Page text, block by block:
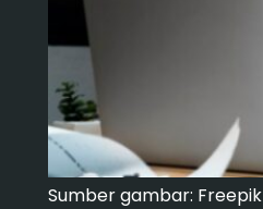
Sumber gambar: Freepik